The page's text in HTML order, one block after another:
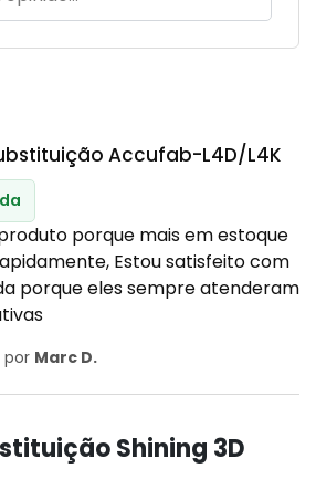
Accufab-L4D/L4K
porque mais em estoque
Estou satisfeito com
porque eles sempre atenderam
por Marc D.
Shining 3D